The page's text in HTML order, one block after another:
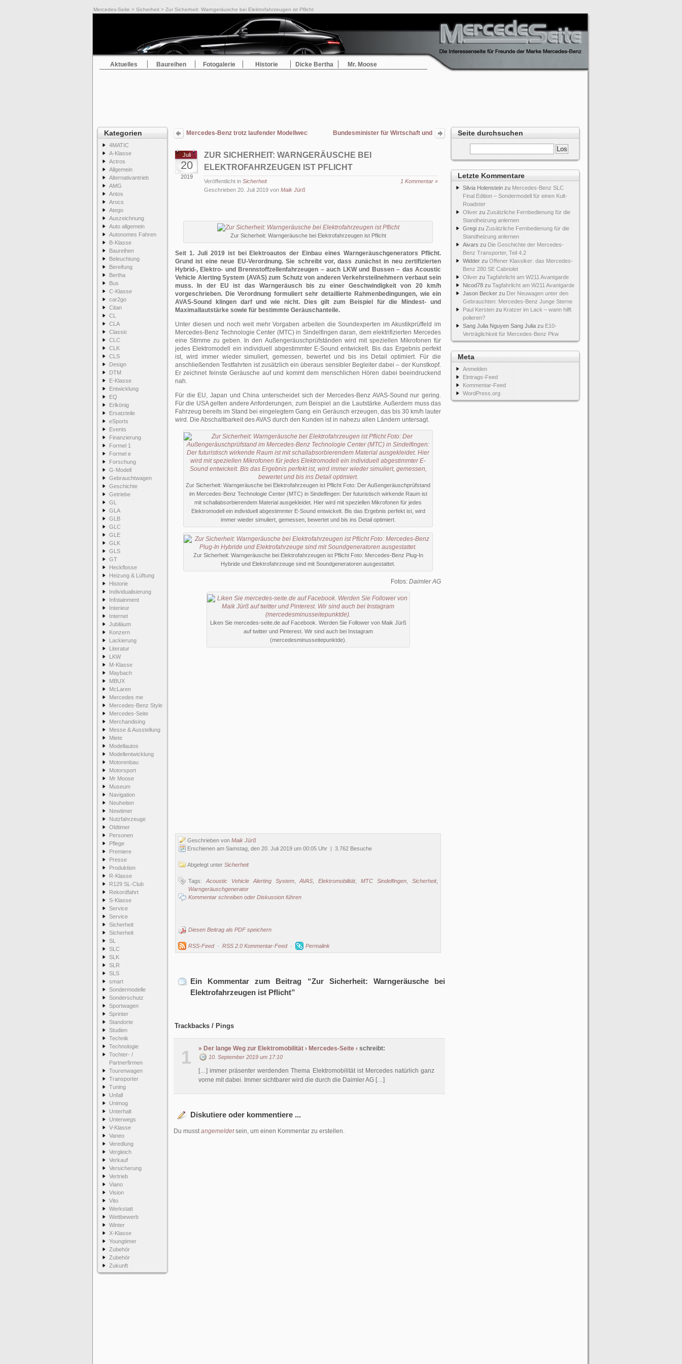
Mercedes-Seite > Sicherheit > Zur Sicherheit: Warngeräusche bei Elektrofahrzeugen ist Pflicht
Aktuelles Baureihen Fotogalerie Historie Dicke Bertha Mr. Moose
Kategorien
4MATIC
A-Klasse
Actros
Allgemein
Alternativantrieb
AMG
Antos
Arocs
Atego
Auszeichnung
Auto allgemein
Autonomes Fahren
B-Klasse
Baureihen
Beleuchtung
Bereifung
Bertha
Bus
C-Klasse
car2go
Citan
CL
CLA
Classic
CLC
CLK
CLS
Design
DTM
E-Klasse
Entwicklung
EQ
Erlkönig
Ersatzteile
eSports
Events
Finanzierung
Formel 1
Formel e
Forschung
G-Modell
Gebrauchtwagen
Geschichte
Getriebe
GL
GLA
GLB
GLC
GLE
GLK
GLS
GT
Heckflosse
Heizung & Lüftung
Historie
Individualisierung
Infotainment
Interieur
Internet
Jubiläum
Konzern
Lackierung
Literatur
LKW
M-Klasse
Maybach
MBUX
McLaren
Mercedes me
Mercedes-Benz Style
Mercedes-Seite
Merchandising
Messe & Ausstellung
Miete
Modellautos
Modellentwicklung
Motorenbau
Motorsport
Mr Moose
Museum
Navigation
Neuheiten
Newtimer
Nutzfahrzeuge
Oldtimer
Personen
Pflege
Premiere
Presse
Produktion
R-Klasse
R129 SL-Club
Rekordfahrt
S-Klasse
Service
Service
Sicherheit
Sicherheit
SL
SLC
SLK
SLR
SLS
smart
Sondermodelle
Sonderschutz
Sportwagen
Sprinter
Standorte
Studien
Technik
Technologie
Tochter- /
Partnerfirmen
Tourenwagen
Transporter
Tuning
Unfall
Unimog
Unterhalt
Unterwegs
V-Klasse
Vaneo
Veredlung
Vergleich
Verkauf
Versicherung
Vertrieb
Viano
Vision
Vito
Werkstatt
Wettbewerb
Winter
X-Klasse
Youngtimer
Zubehör
Zubehör
Zukunft
Seite durchsuchen
Letzte Kommentare
Silvia Holenstein zu Mercedes-Benz SLC
Final Edition – Sondermodell für einen Kult-
Roadster
Oliver zu Zusätzliche Fernbedienung für die
Standheizung anlernen
Gregi zu Zusätzliche Fernbedienung für die
Standheizung anlernen
Aivars zu Die Geschichte der Mercedes-
Benz Transporter, Teil 4.2
Widder zu Offener Klassiker: das Mercedes-
Benz 280 SE Cabriolet
Oliver zu Tagfahrlicht am W211 Avantgarde
Nicod78 zu Tagfahrlicht am W211 Avantgarde
Jason Becker zu Der Neuwagen unter den
Gebrauchten: Mercedes-Benz Junge Sterne
Paul Kersten zu Kratzer im Lack – wann hilft
polieren?
Sang Julia Nguyen Sang Julia zu E10-
Verträglichkeit für Mercedes-Benz Pkw
Meta
Anmelden
Eintrags-Feed
Kommentar-Feed
WordPress.org
Mercedes-Benz trotz laufender Modellwechsel weiterhin die Nummer 1 im Premiumsegment
Bundesminister für Wirtschaft und
Mercedes-Benz Werk Tuscaloosa
Juli
20
2019
ZUR SICHERHEIT: WARNGERÄUSCHE BEI
ELEKTROFAHRZEUGEN IST PFLICHT
Veröffentlicht in Sicherheit
1 Kommentar »
Geschrieben 20. Juli 2019 von Maik Jürß
Zur Sicherheit: Warngeräusche bei Elektrofahrzeugen ist Pflicht
Seit 1. Juli 2019 ist bei Elektroautos der Einbau eines Warngeräuschgenerators Pflicht.
Grund ist eine neue EU-Verordnung. Sie schreibt vor, dass zunächst in neu zertifizierten
Hybrid-, Elektro- und Brennstoffzellenfahrzeugen – auch LKW und Bussen – das Acoustic
Vehicle Alerting System (AVAS) zum Schutz von anderen Verkehrsteilnehmern verbaut sein
muss. In der EU ist das Warngeräusch bis zu einer Geschwindigkeit von 20 km/h
vorgeschrieben. Die Verordnung formuliert sehr detaillierte Rahmenbedingungen, wie ein
AVAS-Sound klingen darf und wie nicht. Dies gilt zum Beispiel für die Mindest- und
Maximallautstärke sowie für bestimmte Geräuschanteile.
Unter diesen und noch weit mehr Vorgaben arbeiten die Soundexperten im Akustikprüffeld im
Mercedes-Benz Technologie Center (MTC) in Sindelfingen daran, dem elektrifizierten Mercedes
eine Stimme zu geben. In den Außengeräuschprüfständen wird mit speziellen Mikrofonen für
jedes Elektromodell ein individuell abgestimmter E-Sound entwickelt. Bis das Ergebnis perfekt
ist, wird immer wieder simuliert, gemessen, bewertet und bis ins Detail optimiert. Für die
anschließenden Testfahrten ist zusätzlich ein überaus sensibler Begleiter dabei – der Kunstkopf.
Er zeichnet feinste Geräusche auf und kommt dem menschlichen Hören dabei beeindruckend
nah.
Für die EU, Japan und China unterscheidet sich der Mercedes-Benz AVAS-Sound nur gering.
Für die USA gelten andere Anforderungen, zum Beispiel an die Lautstärke. Außerdem muss das
Fahrzeug bereits im Stand bei eingelegtem Gang ein Geräusch erzeugen, das bis 30 km/h lauter
wird. Die Abschaltbarkeit des AVAS durch den Kunden ist in nahezu allen Ländern untersagt.
Zur Sicherheit: Warngeräusche bei Elektrofahrzeugen ist Pflicht Foto: Der Außengeräuschprüfstand
im Mercedes-Benz Technologie Center (MTC) in Sindelfingen: Der futuristisch wirkende Raum ist
mit schallabsorbierendem Material ausgekleidet. Hier wird mit speziellen Mikrofonen für jedes
Elektromodell ein individuell abgestimmter E-Sound entwickelt. Bis das Ergebnis perfekt ist, wird
immer wieder simuliert, gemessen, bewertet und bis ins Detail optimiert.
Zur Sicherheit: Warngeräusche bei Elektrofahrzeugen ist Pflicht Foto: Mercedes-Benz Plug-In
Hybride und Elektrofahrzeuge sind mit Soundgeneratoren ausgestattet.
Fotos: Daimler AG
Liken Sie mercedes-seite.de auf Facebook. Werden Sie Follower von Maik Jürß
auf twitter und Pinterest. Wir sind auch bei Instagram
(mercedesminusseitepunktde).
Geschrieben von Maik Jürß
Erschienen am Samstag, den 20. Juli 2019 um 00:05 Uhr | 3.762 Besuche
Abgelegt unter Sicherheit
Tags: Acoustic Vehicle Alerting System,AVAS ,Elektromobilität,MTC Sindelfingen ,Sicherheit,
Warngeräuschgenerator
Kommentar schreiben oder Diskussion führen
Diesen Beitrag als PDF speichern
RSS-Feed· RSS 2.0 Kommentar-Feed· Permalink
Ein Kommentar zum Beitrag “Zur Sicherheit: Warngeräusche bei
Elektrofahrzeugen ist Pflicht”
Trackbacks / Pings
1 » Der lange Weg zur Elektromobilität › Mercedes-Seite ‹ schreibt:
10. September 2019 um 17:10
[…] immer präsenter werdenden Thema Elektromobilität ist Mercedes natürlich ganz
vorne mit dabei. Immer sichtbarer wird die durch die Daimler AG […]
Diskutiere oder kommentiere ...
Du musstangemeldetsein, um einen Kommentar zu erstellen.